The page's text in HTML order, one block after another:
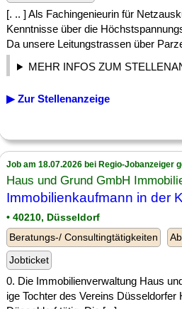
[. .. ] Als Fachingenieurin für
Kenntnisse über die
Da unsere Leitungstrassen über
MEHR INFOS ZUM
▶ Zur Stellenanzeige
Job am 18.07.2026 bei Regio-Jobanzeiger
Haus und Grund GmbH
Immobilienkaufmann in der
• 40210, Düsseldorf
Beratungs-/ Consultingtätigkeiten
Jobticket
0. Die Immobilienverwaltung Haus
ige Tochter des Vereins Düsseldorfer